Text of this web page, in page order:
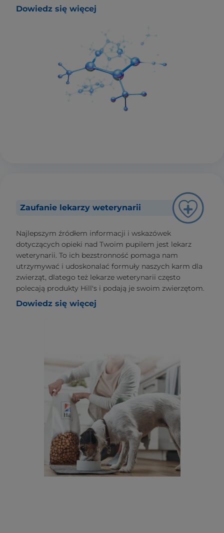
Dowiedz się więcej
Zaufanie lekarzy weterynarii
Najlepszym źródłem informacji i wskazówek
dotyczących opieki nad Twoim pupilem jest lekarz
weterynarii. To ich bezstronność pomaga nam
utrzymywać i udoskonalać formuły naszych karm dla
zwierząt, dlatego też lekarze weterynarii często
polecają produkty Hill's i podają je swoim zwierzętom.
Dowiedz się więcej